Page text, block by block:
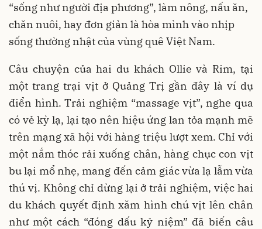
“sống như người địa phương”, làm nông, nấu ăn,
chăn nuôi, hay đơn giản là hòa mình vào nhịp
sống thường nhật của vùng quê Việt Nam.
Câu chuyện của hai du khách Ollie và Rim, tại
một trang trại vịt ở Quảng Trị gần đây là ví dụ
điển hình. Trải nghiệm “massage vịt”, nghe qua
có vẻ kỳ lạ, lại tạo nên hiệu ứng lan tỏa mạnh mẽ
trên mạng xã hội với hàng triệu lượt xem. Chỉ với
một nắm thóc rải xuống chân, hàng chục con vịt
bu lại mổ nhẹ, mang đến cảm giác vừa lạ lẫm vừa
thú vị. Không chỉ dừng lại ở trải nghiệm, việc hai
du khách quyết định xăm hình chú vịt lên chân
như một cách “đóng dấu kỷ niệm” đã biến câu